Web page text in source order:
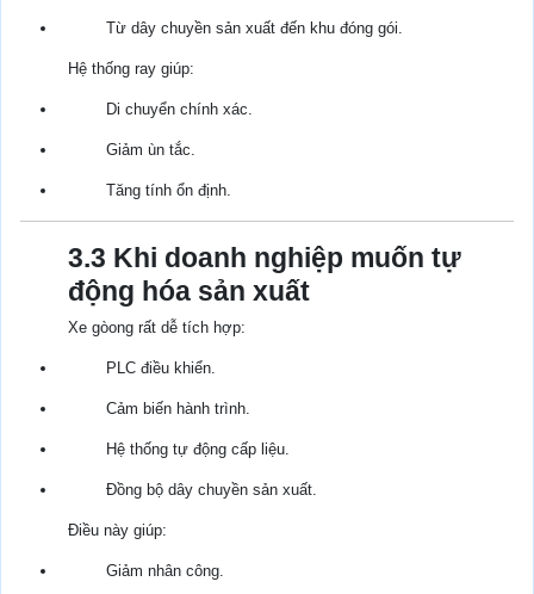
Từ dây chuyền sản xuất đến khu đóng gói.
Hệ thống ray giúp:
Di chuyển chính xác.
Giảm ùn tắc.
Tăng tính ổn định.
3.3 Khi doanh nghiệp muốn tự
động hóa sản xuất
Xe gòong rất dễ tích hợp:
PLC điều khiển.
Cảm biến hành trình.
Hệ thống tự động cấp liệu.
Đồng bộ dây chuyền sản xuất.
Điều này giúp:
Giảm nhân công.